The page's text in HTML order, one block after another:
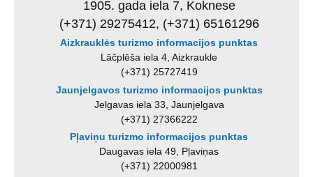
1905. gada iela 7, Koknese
(+371) 29275412, (+371) 65161296
Aizkrauklės turizmo informacijos punktas
Lāčplēša iela 4, Aizkraukle
(+371) 25727419
Jaunjelgavos turizmo informacijos punktas
Jelgavas iela 33, Jaunjelgava
(+371) 27366222
Pļaviņu turizmo informacijos punktas
Daugavas iela 49, Pļaviņas
(+371) 22000981